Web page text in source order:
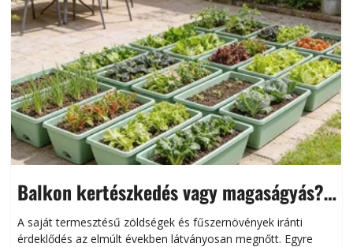
Balkon kertészkedés vagy magaságyás?
Helytakarékos kertészkedés
A saját termesztésű zöldségek és fűszernövények iránti
érdeklődés az elmúlt években látványosan megnőtt. Egyre